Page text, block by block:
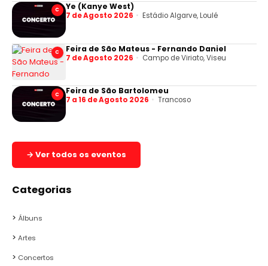
C Ye (Kanye West)
7 de Agosto 2026 Estádio Algarve, Loulé
C Feira de São Mateus - Fernando Daniel
7 de Agosto 2026 Campo de Viriato, Viseu
C Feira de São Bartolomeu
7 a 16 de Agosto 2026 Trancoso
→ Ver todos os eventos
Categorias
Álbuns
Artes
Concertos